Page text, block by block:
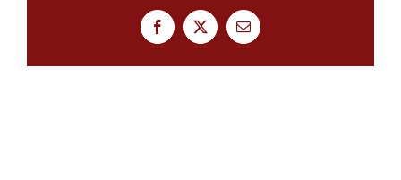
FacebookTwitterEmail